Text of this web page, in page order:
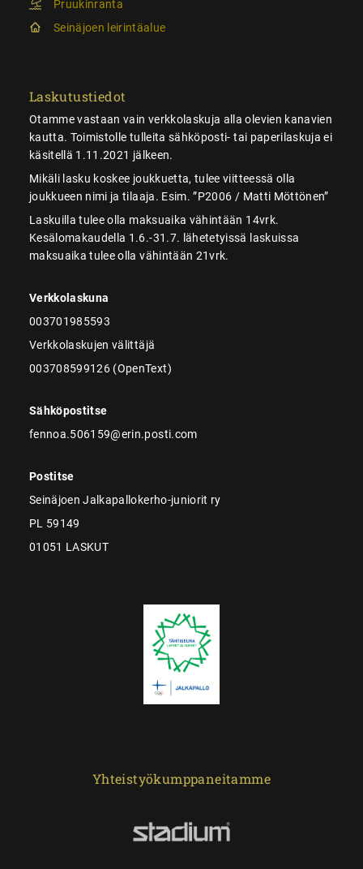
Pruukinranta
Seinäjoen leirintäalue
Laskutustiedot
Otamme vastaan vain verkkolaskuja alla olevien kanavien
kautta. Toimistolle tulleita sähköposti- tai paperilaskuja ei
käsitellä 1.11.2021 jälkeen.
Mikäli lasku koskee joukkuetta, tulee viitteessä olla
joukkueen nimi ja tilaaja. Esim. ”P2006 / Matti Möttönen”
Laskuilla tulee olla maksuaika vähintään 14vrk.
Kesälomakaudella 1.6.-31.7. lähetetyissä laskuissa
maksuaika tulee olla vähintään 21vrk.
Verkkolaskuna
003701985593
Verkkolaskujen välittäjä
003708599126 (OpenText)
Sähköpostitse
fennoa.506159@erin.posti.com
Postitse
Seinäjoen Jalkapallokerho-juniorit ry
PL 59149
01051 LASKUT
Yhteistyökumppaneitamme